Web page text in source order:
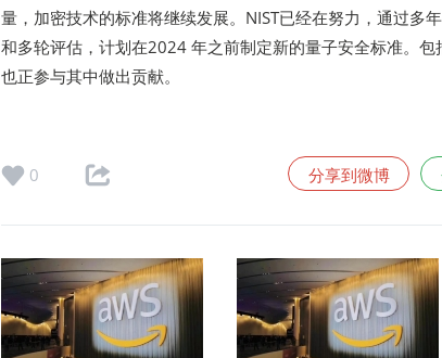
量，加密技术的标准将继续发展。NIST已经在努力，通过多
和多轮评估，计划在2024 年之前制定新的量子安全标准。
也正参与其中做出贡献。
0 分享到微博